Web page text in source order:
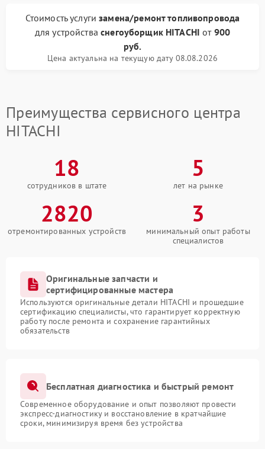
Стоимость услугизамена/pемонт топливопровода
для устройстваснегоуборщик HITACHI от 900
руб.
Цена актуальна на текущую дату 08.08.2026
Преимущества сервисного центра
HITACHI
18
сотрудников в штате
5
лет на рынке
2820
отремонтированных устройств
3
минимальный опыт работы
специалистов
Оригинальные запчасти и
сертифицированные мастера
Используются оригинальные детали HITACHI и прошедшие
сертификацию специалисты, что гарантирует корректную
работу после ремонта и сохранение гарантийных
обязательств
Бесплатная диагностика и быстрый ремонт
Современное оборудование и опыт позволяют провести
экспресс-диагностику и восстановление в кратчайшие
сроки, минимизируя время без устройства